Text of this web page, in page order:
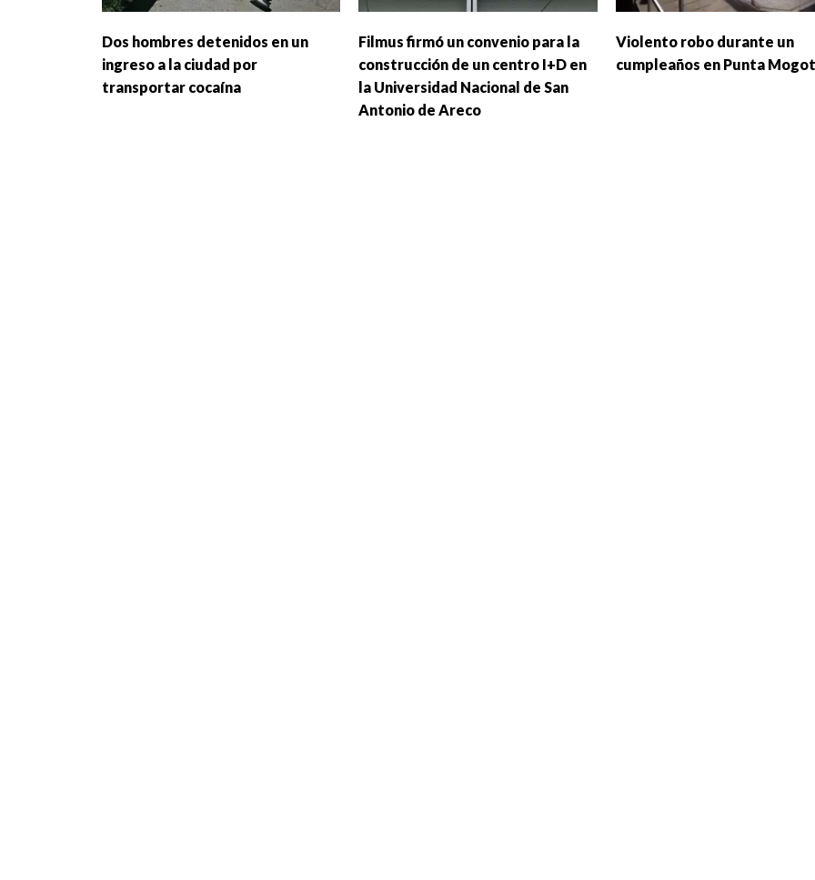
Dos hombres detenidos en un
ingreso a la ciudad por
transportar cocaína
Filmus firmó un convenio para la
construcción de un centro I+D en
la Universidad Nacional de San
Antonio de Areco
Violento robo durante un
cumpleaños en Punta